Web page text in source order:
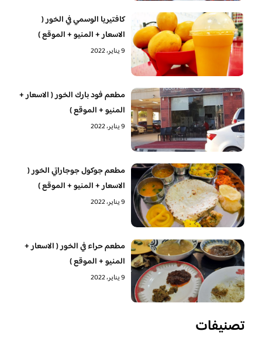
كافتيريا الوسمي في الخور (
الاسعار + المنيو + الموقع )
9 يناير، 2022
مطعم فود بارك الخور ( الاسعار +
المنيو + الموقع )
9 يناير، 2022
مطعم جوكول جوجاراتي الخور (
الاسعار + المنيو + الموقع )
9 يناير، 2022
مطعم حراء في الخور ( الاسعار +
المنيو + الموقع )
9 يناير، 2022
تصنيفات